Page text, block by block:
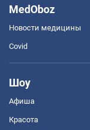
MedOboz
Новости медицины
Covid
Шоу
Афиша
Красота